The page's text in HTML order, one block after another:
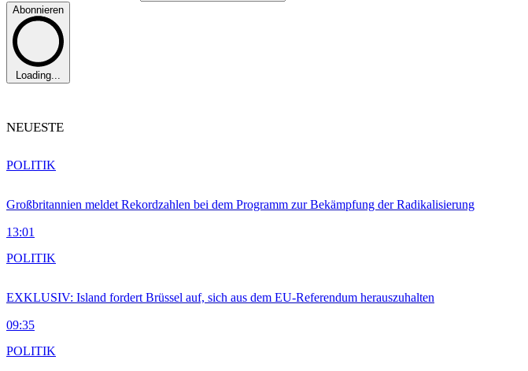
Abonnieren
Loading...
NEUESTE
Großbritannien meldet Rekordzahlen bei dem Programm zur Bekämpfung der Radikalisierung
13:01
POLITIK
EXKLUSIV: Island fordert Brüssel auf, sich aus dem EU-Referendum herauszuhalten
09:35
POLITIK
POLITIK